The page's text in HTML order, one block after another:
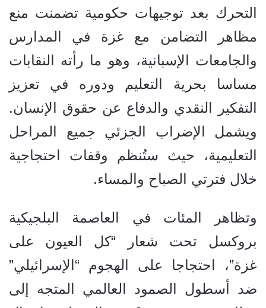
التحرك بعد توجيهات حكومية تضمنت منع
مظاهر التضامن مع غزة في المدارس
والجامعات الإسبانية، وهو ما رأته النقابات
مساسا بحرية التعليم ودوره في تعزيز
التفكير النقدي والدفاع عن حقوق الإنسان.
ويشمل الإضراب الجزئي جميع المراحل
التعليمية، حيث ستُنظم وقفات احتجاجية
خلال فترتي الصباح والمساء.
وتظاهر المئات في العاصمة البلجيكية
بروكسل تحت شعار “كل العيون على
غزة”، احتجاجا على الهجوم “الإسرائيلي”
ضد أسطول الصمود العالمي المتجه إلى